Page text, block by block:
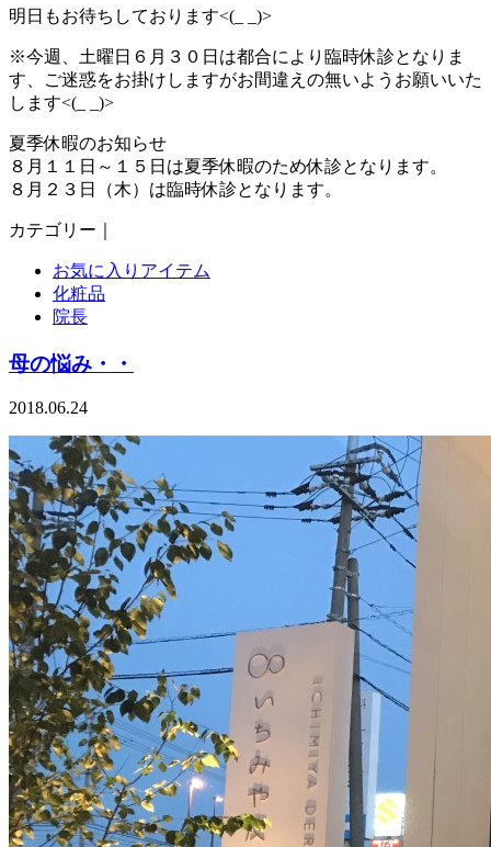
明日もお待ちしております<(_ _)>
※今週、土曜日６月３０日は都合により臨時休診となりま
す、ご迷惑をお掛けしますがお間違えの無いようお願いいた
します<(_ _)>
夏季休暇のお知らせ
８月１１日～１５日は夏季休暇のため休診となります。
８月２３日（木）は臨時休診となります。
カテゴリー｜
お気に入りアイテム
化粧品
院長
母の悩み・・
2018.06.24